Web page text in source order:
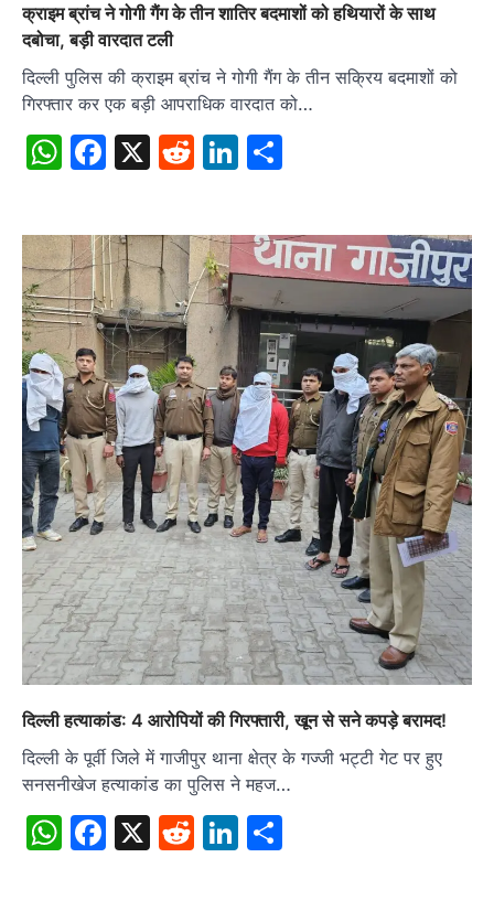
क्राइम ब्रांच ने गोगी गैंग के तीन शातिर बदमाशों को हथियारों के साथ
दबोचा, बड़ी वारदात टली
दिल्ली पुलिस की क्राइम ब्रांच ने गोगी गैंग के तीन सक्रिय बदमाशों को
गिरफ्तार कर एक बड़ी आपराधिक वारदात को…
WhatsApp
Facebook
X RedditLinkedIn
दिल्ली हत्याकांड: 4 आरोपियों की गिरफ्तारी, खून से सने कपड़े बरामद!
दिल्ली के पूर्वी जिले में गाजीपुर थाना क्षेत्र के गज्जी भट्टी गेट पर हुए
सनसनीखेज हत्याकांड का पुलिस ने महज…
WhatsApp
Facebook
X RedditLinkedIn